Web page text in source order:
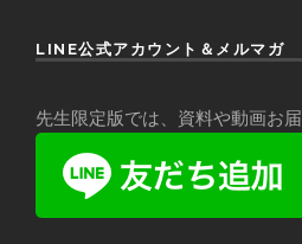
LINE公式アカウント＆メルマガ
先生限定版では、資料や動画お届